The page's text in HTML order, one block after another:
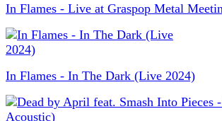
In Flames - Live at Graspop Metal
In Flames - In The Dark (Live 2024)